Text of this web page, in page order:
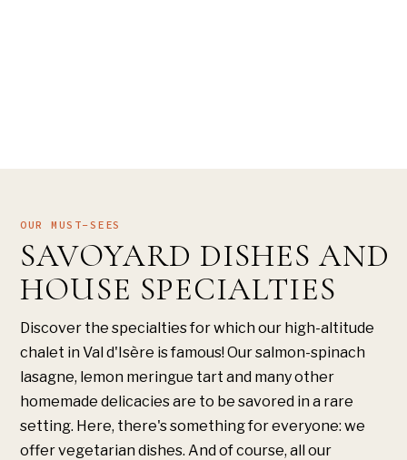
OUR MUST-SEES
SAVOYARD DISHES AND
HOUSE SPECIALTIES
Discover the specialties for which our high-altitude
chalet in Val d'Isère is famous! Our salmon-spinach
lasagne, lemon meringue tart and many other
homemade delicacies are to be savored in a rare
setting. Here, there's something for everyone: we
offer vegetarian dishes. And of course, all our